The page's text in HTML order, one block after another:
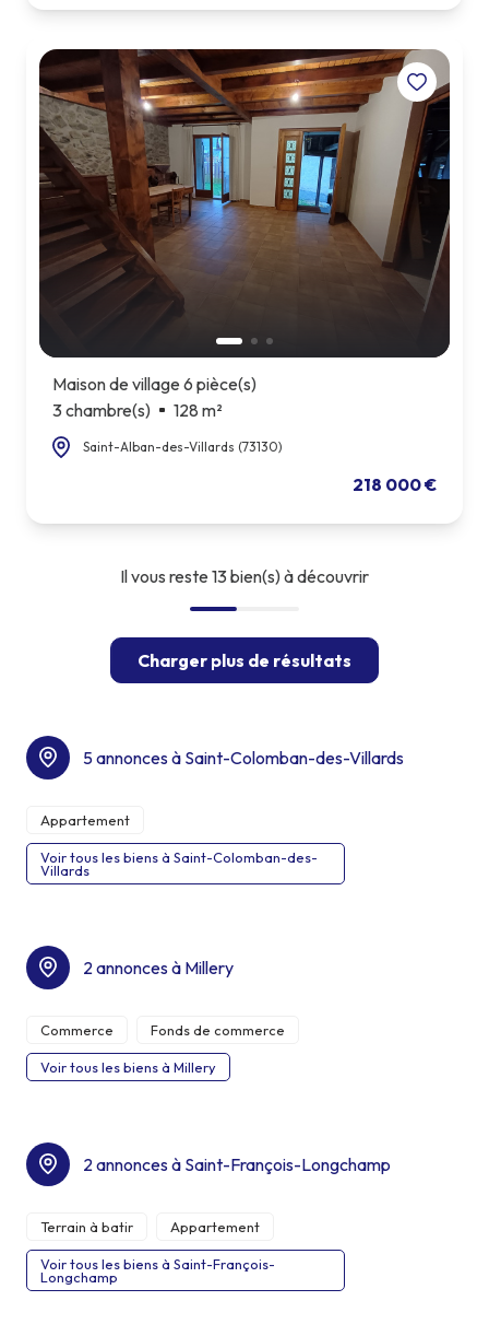
Maison de village 6 pièce(s)
3 chambre(s)
128 m²
Saint-Alban-des-Villards (73130)
218 000 €
Il vous reste 13bien(s) à découvrir
Charger plus de résultats
5 annonces à Saint-Colomban-des-Villards
Appartement
Voir tous les biens à Saint-Colomban-des-
Villards
2 annonces à Millery
Commerce Fonds de commerce
Voir tous les biens à Millery
2 annonces à Saint-François-Longchamp
Terrain à batir Appartement
Voir tous les biens à Saint-François-
Longchamp